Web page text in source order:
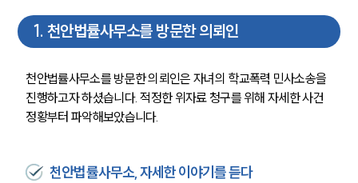
1 . 천안법률사무소를 방문한 의뢰인
천안법률사무소를 방문한 의뢰인은 자녀의 학교폭력 민사소송을
진행하고자 하셨습니다. 적정한 위자료 청구를 위해 자세한 사건
정황부터 파악해보았습니다.
천안법률사무소, 자세한 이야기를 듣다